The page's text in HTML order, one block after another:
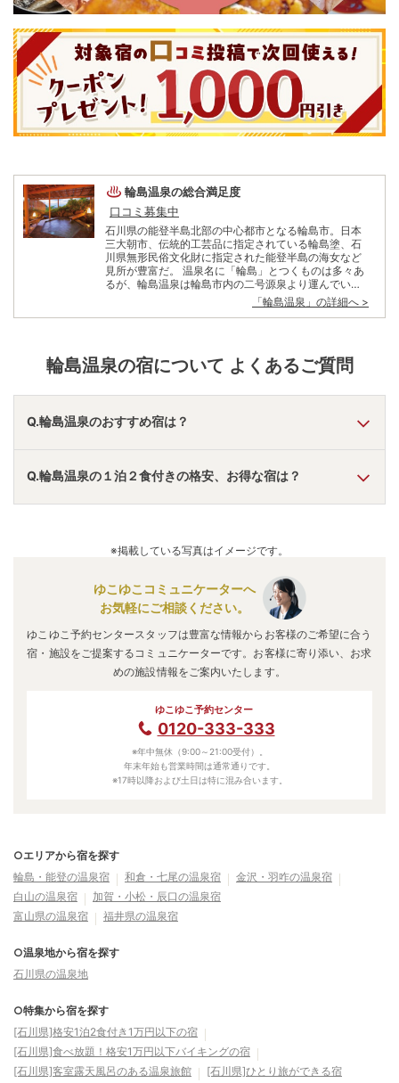
輪島温泉の総合満足度
口コミ募集中
石川県の能登半島北部の中心都市となる輪島市。日本
三大朝市、伝統的工芸品に指定されている輪島塗、石
川県無形民俗文化財に指定された能登半島の海女など
見所が豊富だ。 温泉名に「輪島」とつくものは多々あ
るが、輪島温泉は輪島市内の二号源泉より運んでいる
運び湯だ。ロケーションは非常によく、袖ヶ浜海水浴
場や竜ヶ崎灯台に近いため観光名所巡りもスムーズ。
い。
「輪島温泉 」の詳細へ >
輪島温泉の宿について よくあるご質問
Q.輪島温泉のおすすめ宿は？
A.「大江戸温泉物語 あわづグランドホテル」・「
山中温泉 河
鹿荘
」・ 「 大江戸温泉物語Premium 山下家」
ホテルがおすすめの宿泊先です。
Q.輪島温泉の１泊２食付きの格安、お得な宿は？
館・ホテルがお得な価格で泊まれる宿泊先です。
※掲載している写真はイメージです。
ゆこゆこコミュニケーターへ
お気軽にご相談ください。
ゆこゆこ予約センタースタッフは豊富な情報からお客様のご希望に合う
宿・施設をご提案するコミュニケーターです。お客様に寄り添い、お求
めの施設情報をご案内いたします。
ゆこゆこ予約センター
0120-333-333
※年中無休（9:00～21:00受付）。
年末年始も営業時間は通常通りです。
※17時以降および土日は特に混み合います。
○エリアから宿を探す
輪島・能登の温泉宿
和倉・七尾の温泉宿
金沢・羽咋の温泉宿
白山の温泉宿
加賀・小松・辰口の温泉宿
富山県の温泉宿
福井県の温泉宿
○温泉地から宿を探す
石川県の温泉地
○特集から宿を探す
[石川県]格安1泊2食付き1万円以下の宿
[石川県]食べ放題！格安1万円以下バイキングの宿
[石川県]客室露天風呂のある温泉旅館
[石川県]ひとり旅ができる宿